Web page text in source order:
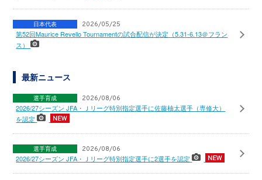
日本代表 2026/05/25
第52回Maurice Revello Tournamentの試合配信が決定（5.31-6.13＠フラン
ス）
最新ニュース
選手育成 2026/08/06
2026/27シーズン JFA・Ｊリーグ特別指定選手に佐藤柚太選手（専修大）
を認定
選手育成 2026/08/06
2026/27シーズン JFA・Ｊリーグ特別指定選手に2選手を認定